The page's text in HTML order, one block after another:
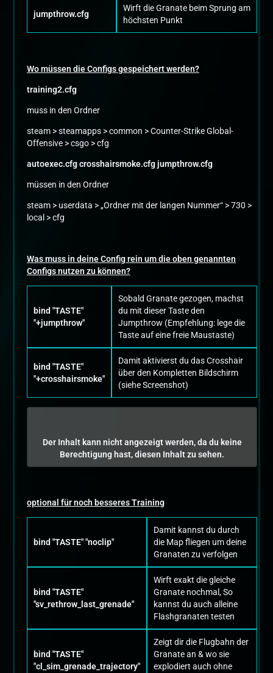
jumpthrow.cfg
Wirft die Granate beim Sprung am
höchsten Punkt
Wo müssen die Configs gespeichert werden?
training2.cfg
muss in den Ordner
steam > steamapps > common > Counter-Strike Global-
Offensive > csgo > cfg
autoexec.cfg crosshairsmoke.cfg jumpthrow.cfg
müssen in den Ordner
steam > userdata > „Ordner mit der langen Nummer“ > 730 >
local > cfg
Was muss in deine Config rein um die oben genannten
Configs nutzen zu können?
bind "TASTE"
"+jumpthrow"
Sobald Granate gezogen, machst
du mit dieser Taste den
Jumpthrow (Empfehlung: lege die
Taste auf eine freie Maustaste)
bind "TASTE"
"+crosshairsmoke"
Damit aktivierst du das Crosshair
über den Kompletten Bildschirm
(siehe Screenshot)
Der Inhalt kann nicht angezeigt werden, da du keine
Berechtigung hast, diesen Inhalt zu sehen.
optional für noch besseres Training
bind "TASTE" "noclip"
Damit kannst du durch
die Map fliegen um deine
Granaten zu verfolgen
bind "TASTE"
"sv_rethrow_last_grenade"
Wirft exakt die gleiche
Granate nochmal, So
kannst du auch alleine
Flashgranaten testen
bind "TASTE"
"cl_sim_grenade_trajectory"
Zeigt dir die Flugbahn der
Granate an & wo sie
explodiert auch ohne